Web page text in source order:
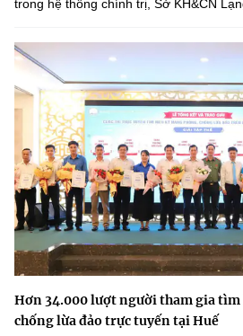
trong hệ thống chính trị, Sở KH&CN
Hơn 34.000 lượt người tham gia
chống lừa đảo trực tuyến tại Huế